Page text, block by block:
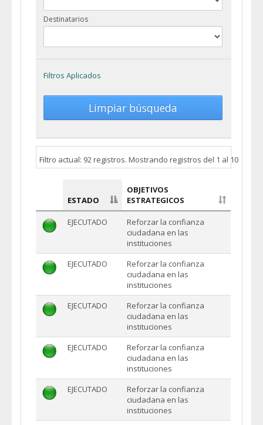
Destinatarios
Filtros Aplicados
Limpiar búsqueda
Filtro actual: 92 registros. Mostrando registros del 1 al 10
ESTADO
OBJETIVOS
ESTRATEGICOS
EJECUTADO
Reforzar la confianza
ciudadana en las
instituciones
EJECUTADO
Reforzar la confianza
ciudadana en las
instituciones
EJECUTADO
Reforzar la confianza
ciudadana en las
instituciones
EJECUTADO
Reforzar la confianza
ciudadana en las
instituciones
EJECUTADO
Reforzar la confianza
ciudadana en las
instituciones